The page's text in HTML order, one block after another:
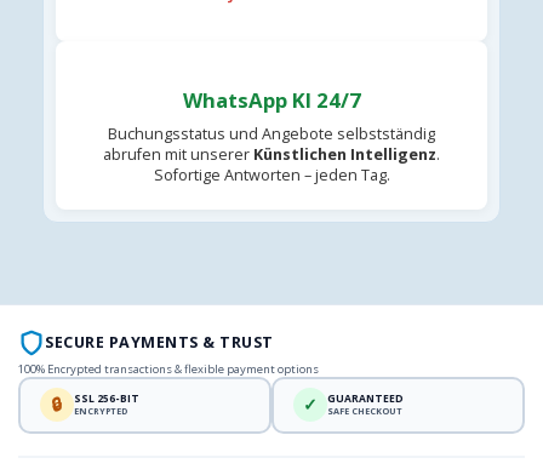
WhatsApp KI 24/7
Buchungsstatus und Angebote selbstständig
abrufen mit unserer Künstlichen Intelligenz.
Sofortige Antworten – jeden Tag.
SECURE PAYMENTS & TRUST
100% Encrypted transactions & flexible payment options
🔒 SSL 256-BIT
ENCRYPTED ✓ GUARANTEED
SAFE CHECKOUT